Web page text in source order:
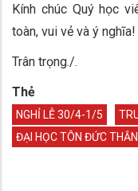
Kính chúc Quý học
toàn, vui vẻ và ý nghĩa!
Trân trọng./.
Thẻ
NGHỈ LỄ 30/4-1/5
ĐẠI HỌC TÔN ĐỨC